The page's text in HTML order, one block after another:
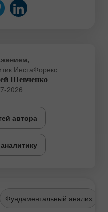
ИнстаФорекс
Шевченко
2026
автора
Фундаментальный анализ